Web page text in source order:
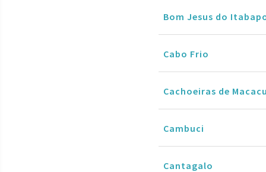
Bom Jesus do
Cabo Frio
Cachoeiras de Macacu
Cambuci
Cantagalo